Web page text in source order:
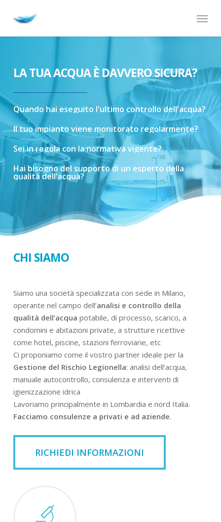
Menu
LA TUA ACQUA È DAVVERO SICURA?
Quando hai eseguito l'ultimo controllo dell'acqua?
Il tuoimpianto viene monitorato regolarmente?
Seiinregola con lanormativa vigente?
Hai bisognodel supportodi un esperto della
qualitàdell'acqua?
CHI SIAMO
Siamo una società specializzata con sede in Milano,
operante nel campo dell’analisi e controllo della
qualità dell’acqua potabile, di processo, scarico, a
condomini e abitazioni private, a strutture ricettive
come hotel, piscine, stazioni ferroviarie, etc
Ci proponiamo come il vostro partner ideale per la
Gestione del Rischio Legionella: analisi dell’acqua,
manuale autocontrollo, consulenza e interventi di
igienizzazione idrica
Lavoriamo principalmente in Lombardia e nord Italia.
Facciamo consulenze a privati e ad aziende.
RICHIEDI INFORMAZIONI